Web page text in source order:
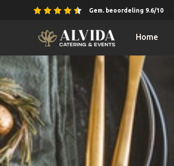
Gem. beoordeling 9.6/10
Home